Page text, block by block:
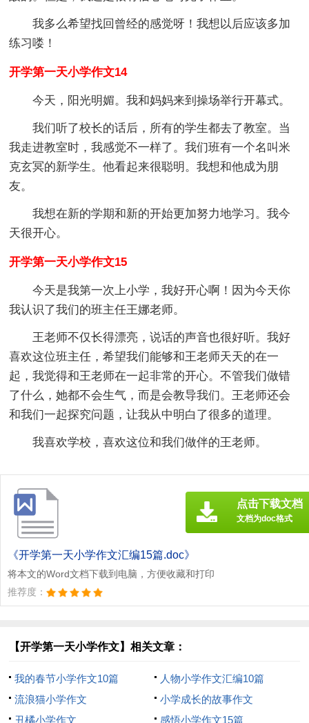
我多么希望找回曾经的感觉呀！我想以后应该多加
练习喽！
开学第一天小学作文14
今天，阳光明媚。我和妈妈来到操场举行开幕式。
我们听了校长的话后，所有的学生都去了教室。当
我走进教室时，我感觉不一样了。我们班有一个名叫米
克玄冥的新学生。他看起来很聪明。我想和他成为朋
友。
我想在新的学期和新的开始更加努力地学习。我今
天很开心。
开学第一天小学作文15
今天是我第一次上小学，我好开心啊！因为今天你
我认识了我们的班主任王娜老师。
王老师不仅长得漂亮，说话的声音也很好听。我好
喜欢这位班主任，希望我们能够和王老师天天的在一
起，我觉得和王老师在一起非常的开心。不管我们做错
了什么，她都不会生气，而是会教导我们。王老师还会
和我们一起探究问题，让我从中明白了很多的道理。
我喜欢学校，喜欢这位和我们做伴的王老师。
《开学第一天小学作文汇编15篇.doc》
将本文的Word文档下载到电脑，方便收藏和打印
推荐度：
点击下载文档
文档为doc格式
【开学第一天小学作文】相关文章：
我的春节小学作文10篇
人物小学作文汇编10篇
流浪猫小学作文
小学成长的故事作文
丑橘小学作文
感悟小学作文15篇